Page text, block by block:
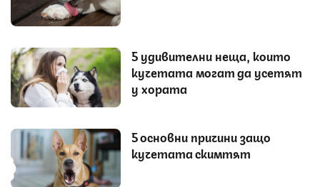
5 удивителни неща, които
кучетата могат да усетят
у хората
5 основни причини защо
кучетата скимтят